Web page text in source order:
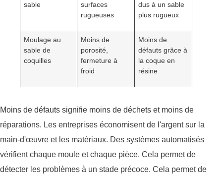
sable
surfaces
rugueuses
dus à un sable
plus rugueux
Moulage au
sable de
coquilles
Moins de
porosité,
fermeture à
froid
Moins de
défauts grâce à
la coque en
résine
Moins de défauts signifie moins de déchets et moins de
réparations. Les entreprises économisent de l'argent sur la
main-d'œuvre et les matériaux. Des systèmes automatisés
vérifient chaque moule et chaque pièce. Cela permet de
détecter les problèmes à un stade précoce. Cela permet de